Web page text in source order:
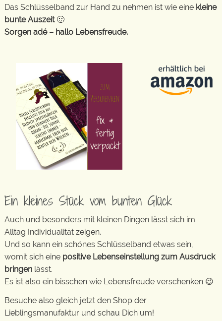
Das Schlüsselband zur Hand zu nehmen ist wie eine kleine
bunte Auszeit🙂
Sorgen adé – hallo Lebensfreude.
Ein kleines Stück vom bunten Glück
Auch und besonders mit kleinen Dingen lässt sich im
Alltag Individualität zeigen.
Und so kann ein schönes Schlüsselband etwas sein,
womit sich eine positive Lebenseinstellung zum Ausdruck
bringen lässt.
Es ist also ein bisschen wie Lebensfreude verschenken 😉
Besuche also gleich jetzt den Shop der
Lieblingsmanufaktur und schau Dich um!